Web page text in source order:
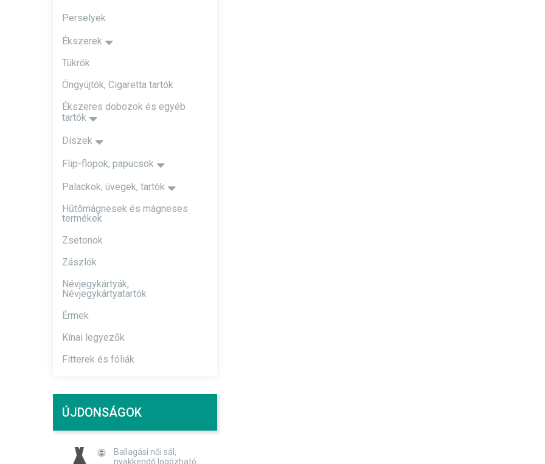
Perselyek
Ékszerek
Tükrök
Öngyújtók, Cigaretta tartók
Ékszeres dobozok és egyéb
tartók
Díszek
Flip-flopok, papucsok
Palackok, üvegek, tartók
Hűtőmágnesek és mágneses
termékek
Zsetonok
Zászlók
Névjegykártyák,
Névjegykártyatartók
Érmek
Kínai legyezők
Fitterek és fóliák
ÚJDONSÁGOK
Ballagási női sál,
nyakkendő logózható